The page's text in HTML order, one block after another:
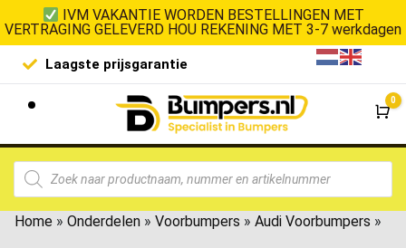
IVM VAKANTIE WORDEN BESTELLINGEN MET
VERTRAGING GELEVERD HOU REKENING MET 3-7 werkdagen
Laagste prijsgarantie De
0
Home » Onderdelen » Voorbumpers » Audi Voorbumpers »